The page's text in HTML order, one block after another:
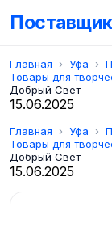
Главная Уфа
Товары для
Добрый Свет
15.06.2025
Главная Уфа
Товары для
Добрый Свет
15.06.2025